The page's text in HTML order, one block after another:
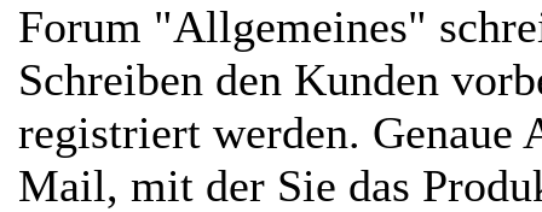
Forum "Allgemeines"
Schreiben den Kunden
registriert werden. Genaue
Mail, mit der Sie das